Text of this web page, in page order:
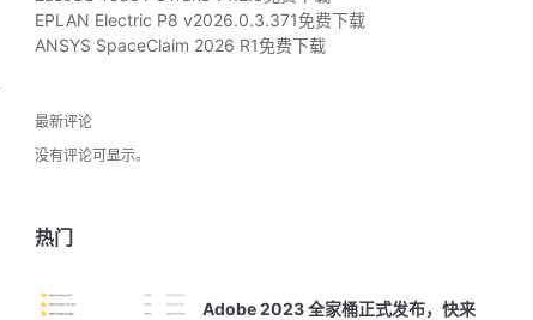
EPLAN Electric P8 v2026.0.3.371免费下载
ANSYS SpaceClaim 2026 R1免费下载
最新评论
没有评论可显示。
热门
Adobe 2023 全家桶正式发布，快来